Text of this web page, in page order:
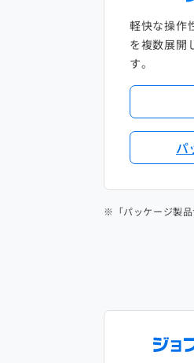
軽快な操作
を複数展開
す。
パ
※「パッケージ製品